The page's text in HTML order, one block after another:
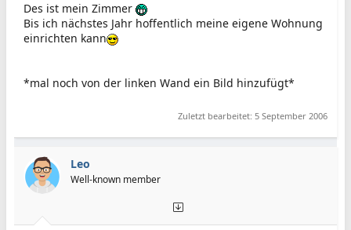
Des ist mein Zimmer
Bis ich nächstes Jahr hoffentlich meine eigene Wohnung
einrichten kann
*mal noch von der linken Wand ein Bild hinzufügt*
Zuletzt bearbeitet: 5 September 2006
Leo
Well-known member